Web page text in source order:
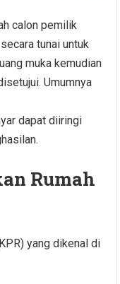
calon pemilik
tunai untuk
muka kemudian
Umumnya
dapat diiringi
Rumah
yang dikenal di